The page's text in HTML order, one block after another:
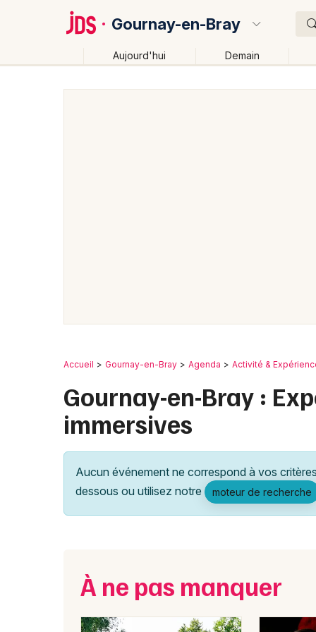
Gournay-en-Bray
Aujourd'hui Demain
Accueil Gournay-en-Bray Agenda Activité &
Gournay-en-Bray :
immersives
Aucun événement ne correspond à vos
dessous ou utilisez notre
moteur de recherche
À ne pas manquer